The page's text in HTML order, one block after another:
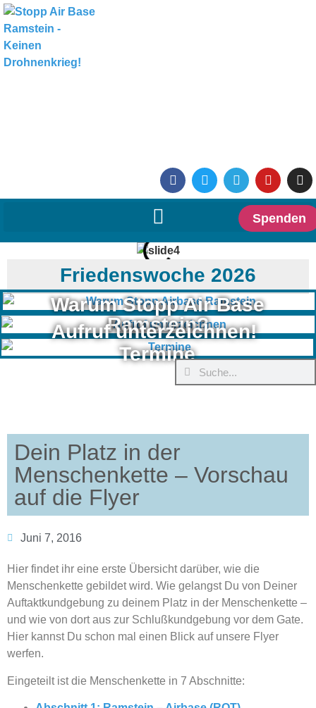
Spenden
Friedenswoche 2026
Warum Stopp Air Base
Ramstein?
Aufruf unterzeichnen!
Termine
Dein Platz in der
Menschenkette – Vorschau
auf die Flyer
Juni 7, 2016
Hier findet ihr eine erste Übersicht darüber, wie die
Menschenkette gebildet wird. Wie gelangst Du von Deiner
Auftaktkundgebung zu deinem Platz in der Menschenkette –
und wie von dort aus zur Schlußkundgebung vor dem Gate.
Hier kannst Du schon mal einen Blick auf unsere Flyer
werfen.
Eingeteilt ist die Menschenkette in 7 Abschnitte: